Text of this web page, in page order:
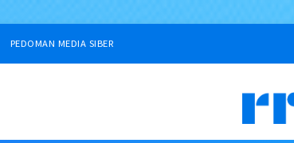
PEDOMAN MEDIA SIBER